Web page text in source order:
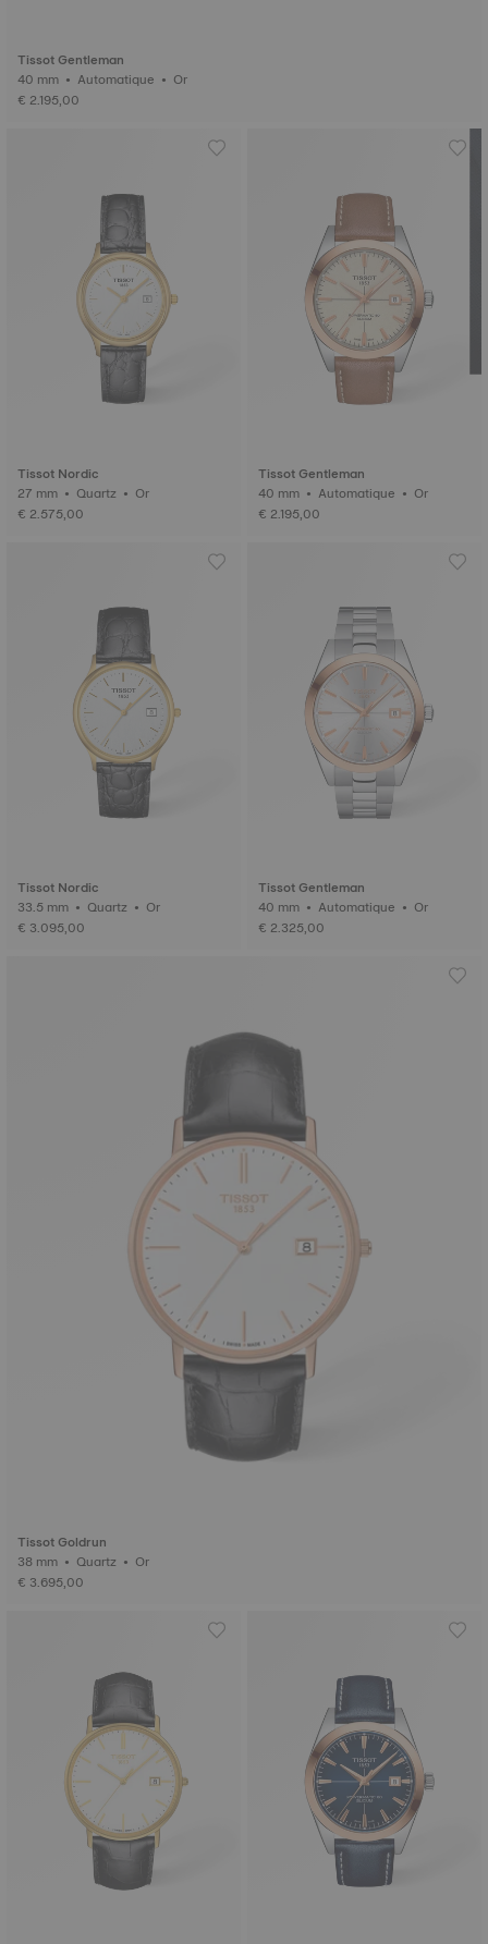
Tissot Gentleman
40 mm • Automatique • Or
€ 2.195,00
Tissot Nordic
27 mm • Quartz • Or
€ 2.575,00
Tissot Gentleman
40 mm • Automatique • Or
€ 2.195,00
Tissot Nordic
33.5 mm • Quartz • Or
€ 3.095,00
Tissot Gentleman
40 mm • Automatique • Or
€ 2.325,00
Tissot Goldrun
38 mm • Quartz • Or
€ 3.695,00